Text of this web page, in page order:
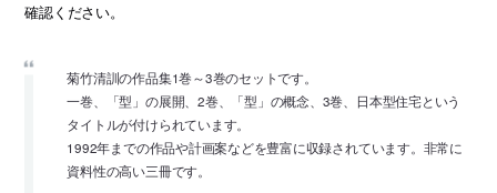
確認ください。
菊竹清訓の作品集1巻～3巻のセットです。
一巻、「型」の展開、2巻、「型」の概念、3巻、日本型住宅という
タイトルが付けられています。
1992年までの作品や計画案などを豊富に収録されています。非常に
資料性の高い三冊です。